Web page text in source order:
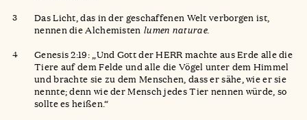
Das Licht, das in der geschaffenen Welt verborgen ist,
nennen die Alchemisten lumen naturae.
Genesis 2:19: „Und Gott der HERR machte aus Erde alle die
Tiere auf dem Felde und alle die Vögel unter dem Himmel
und brachte sie zu dem Menschen, dass er sähe, wie er sie
nennte; denn wie der Mensch jedes Tier nennen würde, so
sollte es heißen.“